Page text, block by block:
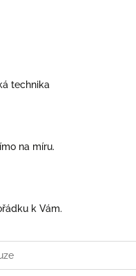
technika
na míru.
k Vám.